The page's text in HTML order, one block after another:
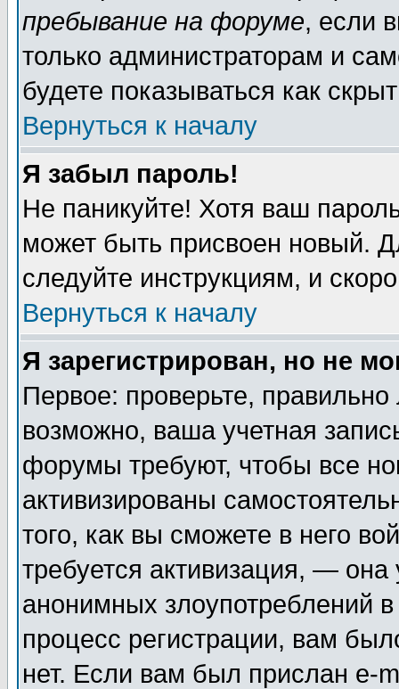
пребывание на форуме, если
только администраторам и
будете показываться как
Вернуться к началу
Я забыл пароль!
Не паникуйте! Хотя ваш
может быть присвоен новый.
следуйте инструкциям, и
Вернуться к началу
Я зарегистрирован, но не
Первое: проверьте,
возможно, ваша учетная
форумы требуют, чтобы все
активизированы
того, как вы сможете в него
требуется активизация, —
анонимных злоупотреблений
процесс регистрации, вам
нет. Если вам был прислан e-